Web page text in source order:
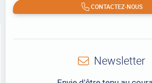
CONTACTEZ-NOUS
Newsletter